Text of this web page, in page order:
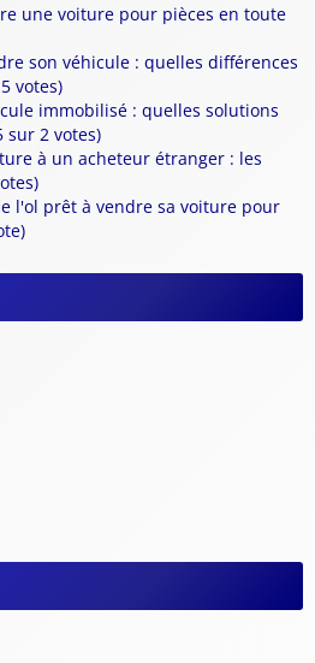
une voiture pour pièces en toute
son véhicule : quelles différences
votes)
immobilisé : quelles solutions
sur 2 votes)
à un acheteur étranger : les
l'ol prêt à vendre sa voiture pour